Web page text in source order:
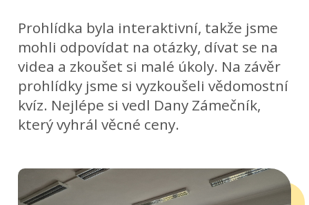
Prohlídka byla interaktivní, takže jsme
mohli odpovídat na otázky, dívat se na
videa a zkoušet si malé úkoly. Na závěr
prohlídky jsme si vyzkoušeli vědomostní
kvíz. Nejlépe si vedl Dany Zámečník,
který vyhrál věcné ceny.